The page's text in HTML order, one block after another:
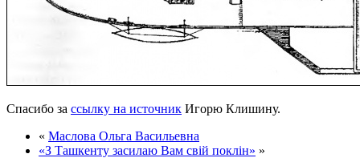
Спасибо за ссылку на источник Игорю Клишину.
« Маслова Ольга Васильевна
«З Ташкенту засилаю Вам свій поклін» »